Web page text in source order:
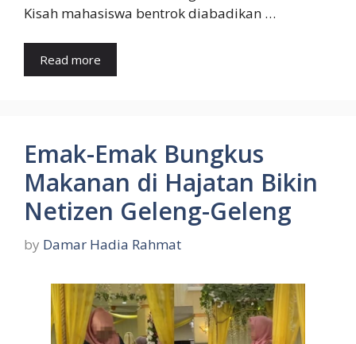
Kisah mahasiswa bentrok diabadikan …
Read more
Emak-Emak Bungkus
Makanan di Hajatan Bikin
Netizen Geleng-Geleng
by Damar Hadia Rahmat